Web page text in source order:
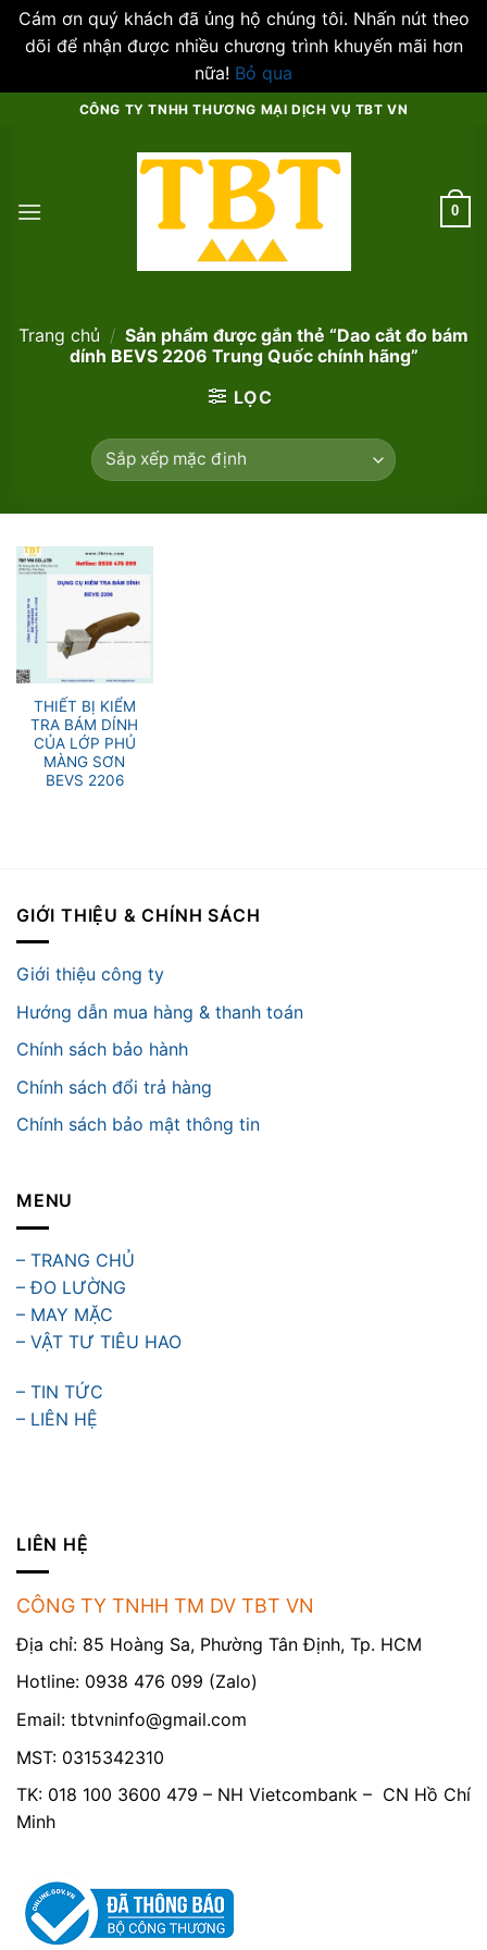
Cám ơn quý khách đã ủng hộ chúng tôi. Nhấn nút theo
dõi để nhận được nhiều chương trình khuyến mãi hơn
nữa! Bỏ qua
CÔNG TY TNHH THƯƠNG MẠI DỊCH VỤ TBT VN
0
Trang chủ / Sản phẩm được gắn thẻ “Dao cắt đo bám
dính BEVS 2206 Trung Quốc chính hãng”
LỌC
THIẾT BỊ KIỂM
TRA BÁM DÍNH
CỦA LỚP PHỦ
MÀNG SƠN
BEVS 2206
GIỚI THIỆU & CHÍNH SÁCH
Giới thiệu công ty
Hướng dẫn mua hàng & thanh toán
Chính sách bảo hành
Chính sách đổi trả hàng
Chính sách bảo mật thông tin
MENU
– TRANG CHỦ
– ĐO LƯỜNG
– MAY MẶC
– VẬT TƯ TIÊU HAO
– TIN TỨC
– LIÊN HỆ
LIÊN HỆ
CÔNG TY TNHH TM DV TBT VN
Địa chỉ: 85 Hoàng Sa, Phường Tân Định, Tp. HCM
Hotline: 0938 476 099 (Zalo)
Email: tbtvninfo@gmail.com
MST: 0315342310
TK: 018 100 3600 479 – NH Vietcombank – CN Hồ Chí
Minh